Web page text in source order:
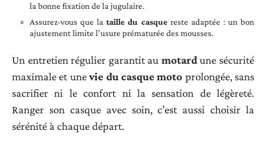
la bonne fixation de la jugulaire.
Assurez-vous que lataille du casquereste adaptée : un bon
ajustement limite l’usure prématurée des mousses.
Un entretien régulier garantit au motardune sécurité
maximale et unevie du casque moto prolongée, sans
sacrifier ni le confort ni la sensation de légèreté.
Ranger son casque avec soin, c’est aussi choisir la
sérénité à chaque départ.